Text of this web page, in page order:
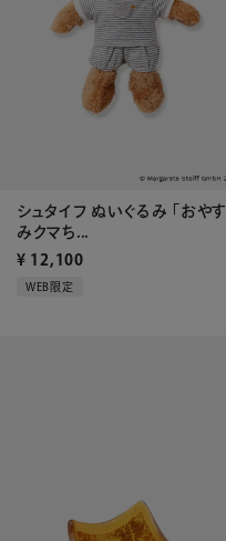
シュタイフ ぬいぐるみ 「おやす
みクマち...
¥ 12,100
WEB限定